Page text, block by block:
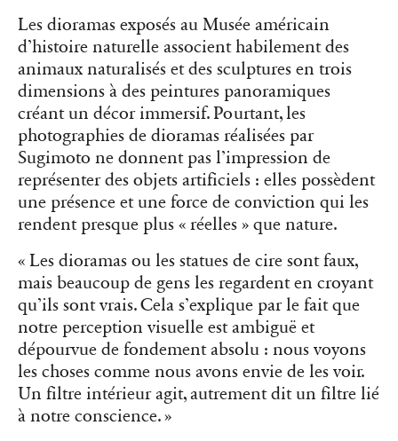
Les dioramas exposés au Musée américain
d’histoire naturelle associent habilement des
animaux naturalisés et des sculptures en trois
dimensions à des peintures panoramiques
créant un décor immersif. Pourtant, les
photographies de dioramas réalisées par
Sugimoto ne donnent pas l’impression de
représenter des objets artificiels : elles possèdent
une présence et une force de conviction qui les
rendent presque plus « réelles » que nature.
« Les dioramas ou les statues de cire sont faux,
mais beaucoup de gens les regardent en croyant
qu’ils sont vrais. Cela s’explique par le fait que
notre perception visuelle est ambiguë et
dépourvue de fondement absolu : nous voyons
les choses comme nous avons envie de les voir.
Un filtre intérieur agit, autrement dit un filtre lié
à notre conscience. »